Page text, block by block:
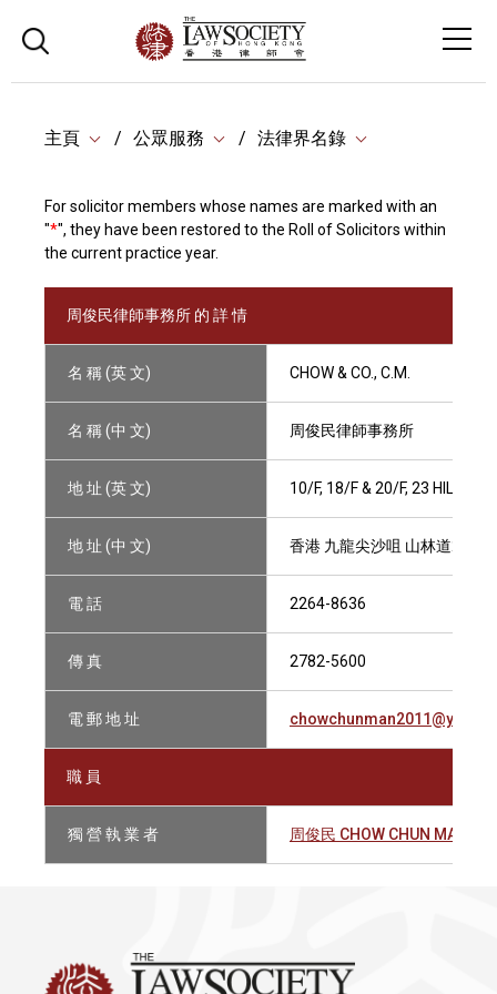
主頁 公眾服務 法律界名錄
For solicitor members whose names are marked with an
"*", they have been restored to the Roll of Solicitors within
the current practice year.
周俊民律師事務所 的 詳 情
名 稱 (英 文) CHOW & CO., C.M.
名 稱 (中 文) 周俊民律師事務所
地 址 (英 文) 10/F, 18/F & 20/F, 23
地 址 (中 文) 香港 九龍尖沙咀 山林道23號
電 話 2264-8636
傳 真 2782-5600
電 郵 地 址
職 員
獨 營 執 業 者 周俊民 CHOW CHUN MAN